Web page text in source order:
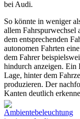
bei Audi.
So könnte in weniger
allem
dem entsprechenden
autonomen Fahrten
dem Fahrer
hindurch anzeigen.
Lage, hinter dem
produzieren. Der
Kanten deutlich